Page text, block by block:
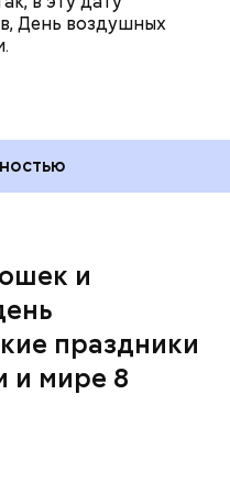
День воздушных
и
праздники
и мире 8